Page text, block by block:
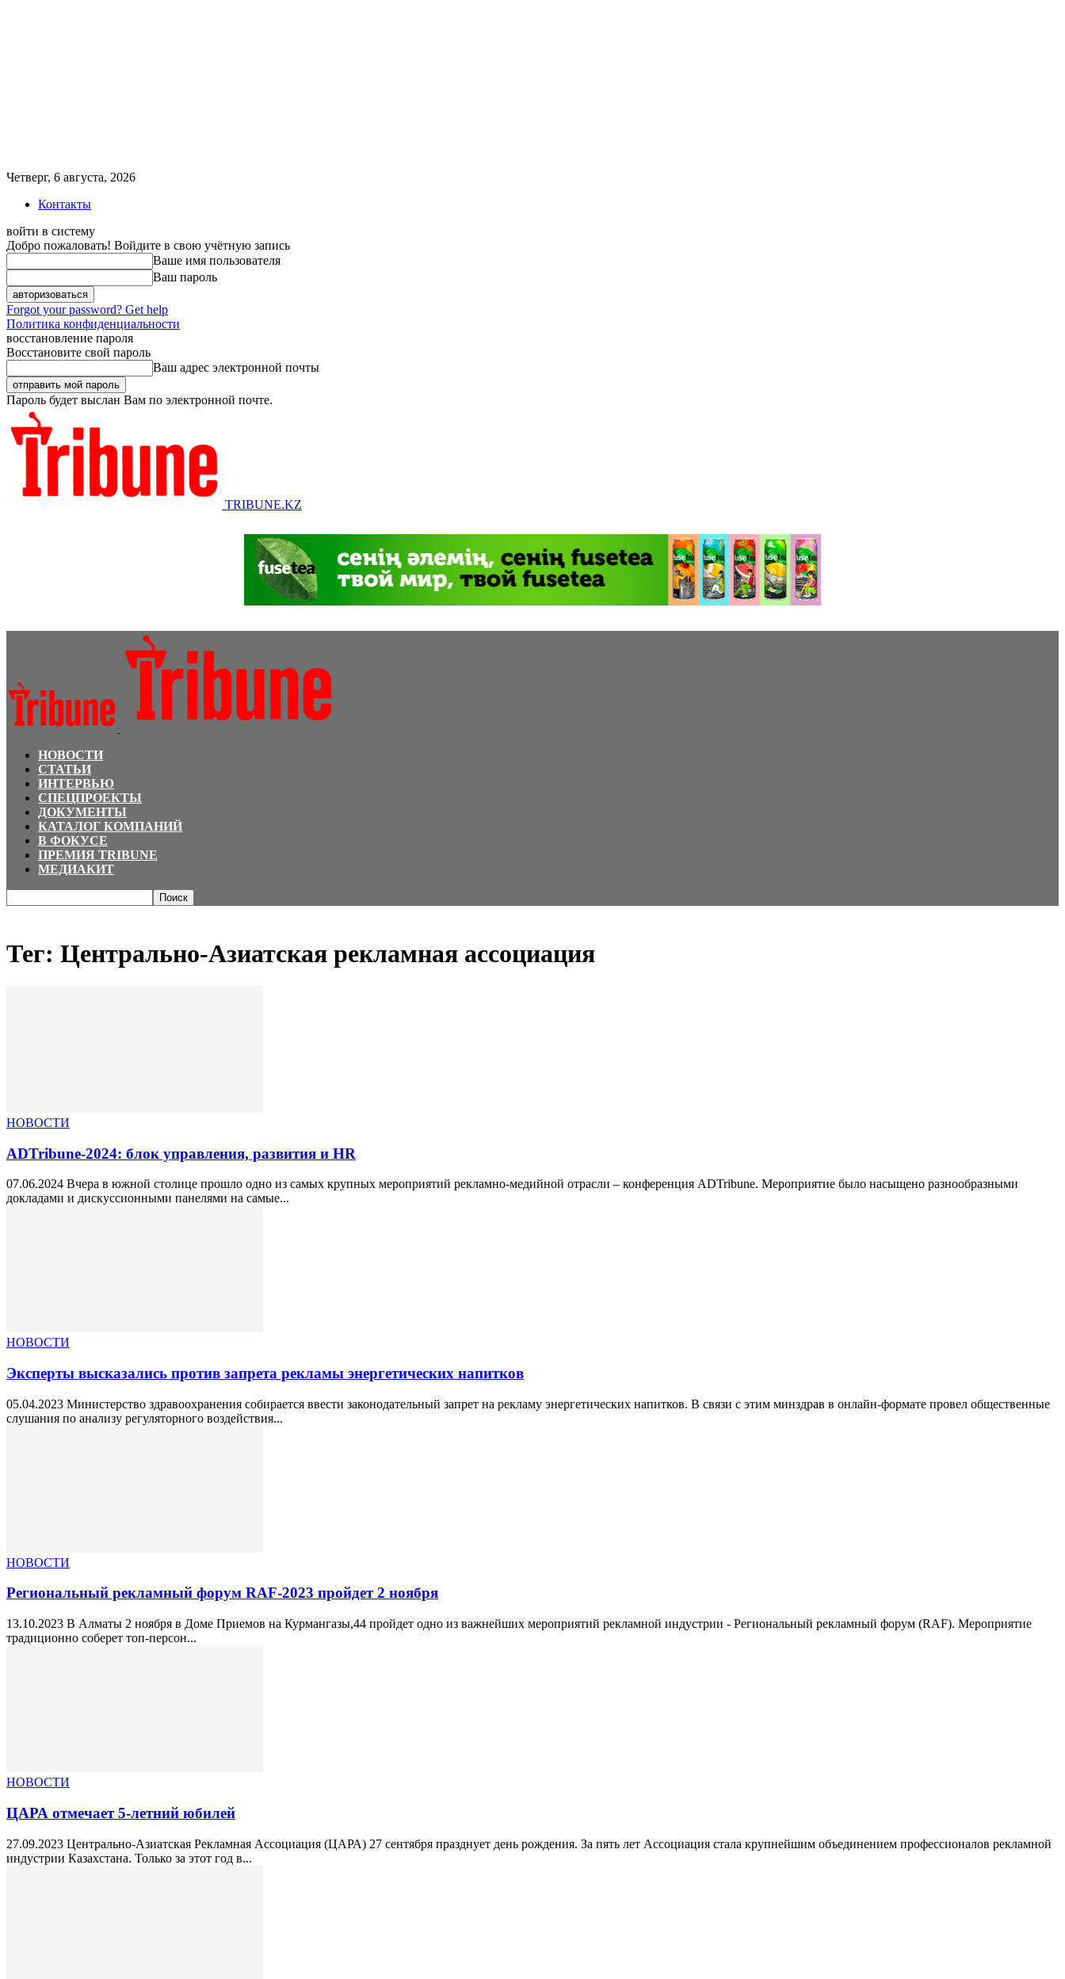
Четверг, 6 августа, 2026
Контакты
войти в систему
Добро пожаловать! Войдите в свою учётную запись
Ваше имя пользователя
Ваш пароль
Forgot your password? Get help
Политика конфиденциальности
восстановление пароля
Восстановите свой пароль
Ваш адрес электронной почты
Пароль будет выслан Вам по электронной почте.
TRIBUNE.KZ
НОВОСТИ
СТАТЬИ
ИНТЕРВЬЮ
СПЕЦПРОЕКТЫ
ДОКУМЕНТЫ
КАТАЛОГ КОМПАНИЙ
В ФОКУСЕ
ПРЕМИЯ TRIBUNE
МЕДИАКИТ
Тег: Центрально-Азиатская рекламная ассоциация
НОВОСТИ
ADTribune-2024: блок управления, развития и HR
07.06.2024 Вчера в южной столице прошло одно из самых крупных мероприятий рекламно-медийной отрасли – конференция ADTribune. Мероприятие было насыщено разнообразными
докладами и дискуссионными панелями на самые...
НОВОСТИ
Эксперты высказались против запрета рекламы энергетических напитков
05.04.2023 Министерство здравоохранения собирается ввести законодательный запрет на рекламу энергетических напитков. В связи с этим минздрав в онлайн-формате провел общественные
слушания по анализу регуляторного воздействия...
НОВОСТИ
Региональный рекламный форум RAF-2023 пройдет 2 ноября
13.10.2023 В Алматы 2 ноября в Доме Приемов на Курмангазы,44 пройдет одно из важнейших мероприятий рекламной индустрии - Региональный рекламный форум (RAF). Мероприятие
традиционно соберет топ-персон...
НОВОСТИ
ЦАРА отмечает 5-летний юбилей
27.09.2023 Центрально-Азиатская Рекламная Ассоциация (ЦАРА) 27 сентября празднует день рождения. За пять лет Ассоциация стала крупнейшим объединением профессионалов рекламной
индустрии Казахстана. Только за этот год в...